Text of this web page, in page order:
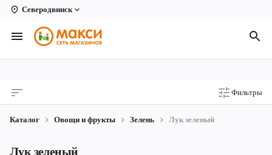
Северодвинск
Вологда
Архангельск
Киров
Фильтры
Каталог Овощи и фрукты Зелень Лук зеленый
Лук зеленый